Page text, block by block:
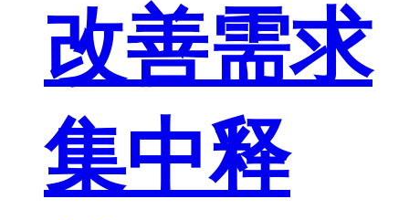
改善需求
集中释